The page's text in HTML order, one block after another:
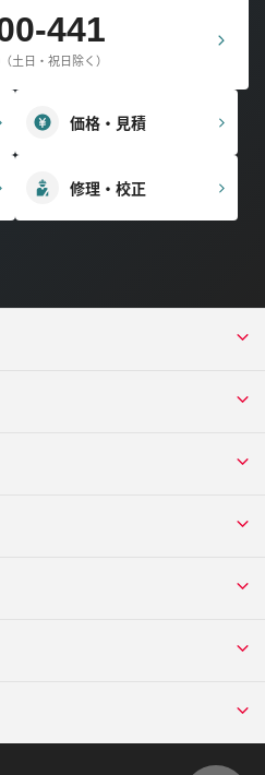
441
土日・祝日除く）
価格・見積
修理・校正